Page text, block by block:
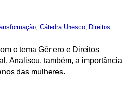
,Cátedra Unesco, Direitos
o tema Gênero e Direitos
Analisou, também, a importância
das mulheres.